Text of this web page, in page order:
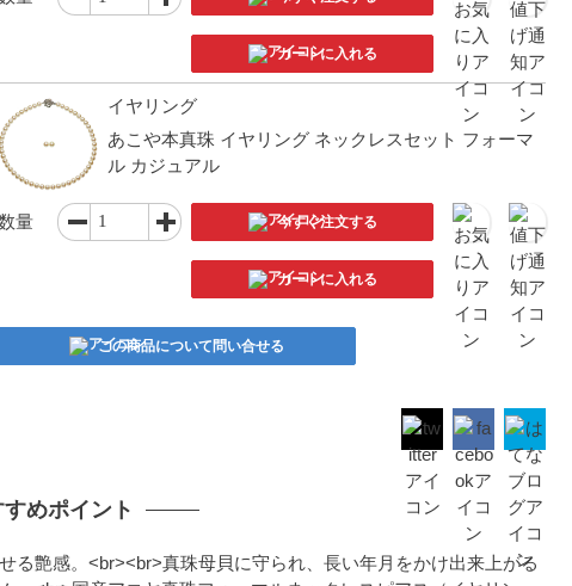
カートに入れる
イヤリング
あこや本真珠 イヤリング ネックレスセット フォーマ
ル カジュアル
量 今すぐ注文する
カートに入れる
この商品について問い合せる
すめポイント
る艶感。<br><br>真珠母貝に守られ、長い年月をかけ出来上がる